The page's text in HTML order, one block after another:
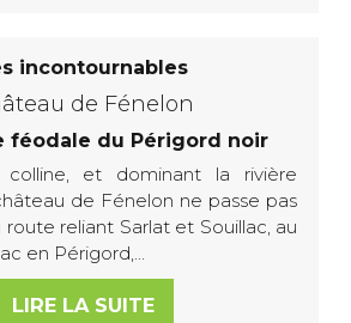
incontournables
de Fénelon
féodale du Périgord noir
et dominant la rivière
de Fénelon ne passe pas
route reliant Sarlat et Souillac, au
en Périgord,...
LIRE LA SUITE